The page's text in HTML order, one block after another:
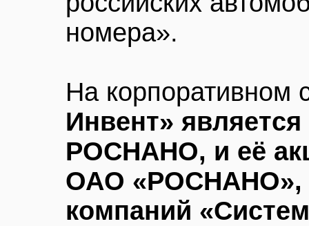
номера».
На корпоративном
Инвент»
РОСНАНО, и её
ОАО «РОСНАНО»,
компаний